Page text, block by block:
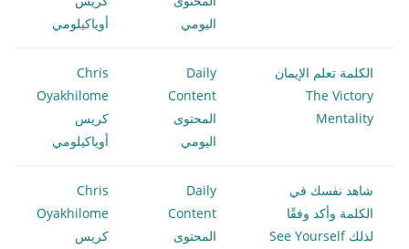
اليومي
أوياكيلومي
الكلمة تعلم الإيمان
The Victory
Mentality
Daily
Content
المحتوى
اليومي
Chris
Oyakhilome
كريس
أوياكيلومي
شاهد نفسك في
الكلمة وأكد وفقًا
لذلك See Yourself
Daily
Content
المحتوى
Chris
Oyakhilome
كريس